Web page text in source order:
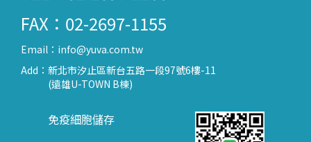
FAX：02-2697-1155
Email： info@yuva.com.tw
Add： 新北市汐止區新台五路一段97號6樓-11
(遠雄U-TOWN B棟)
免疫細胞儲存